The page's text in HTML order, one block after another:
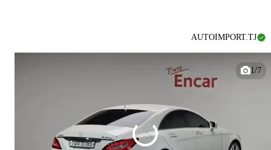
AUTOIMPORT.TJ
1/7